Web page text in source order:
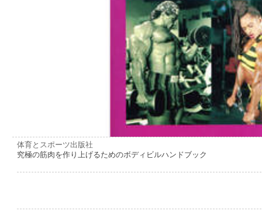
体育とスポーツ出版社
究極の筋肉を作り上げるためのボディビルハンドブック